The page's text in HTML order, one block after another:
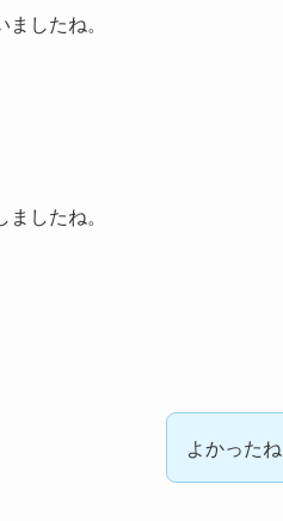
したね。
したね。
よかったね